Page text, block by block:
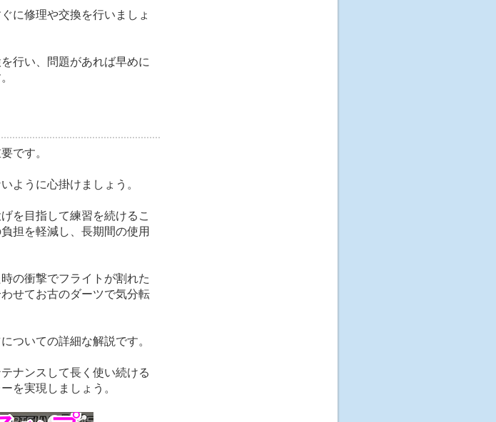
に修理や交換を行いましょ
行い、問題があれば早めに
です。
ように心掛けましょう。
を目指して練習を続けるこ
担を軽減し、長期間の使用
の衝撃でフライトが割れた
せてお古のダーツで気分転
ついての詳細な解説です。
ナンスして長く使い続ける
を実現しましょう。